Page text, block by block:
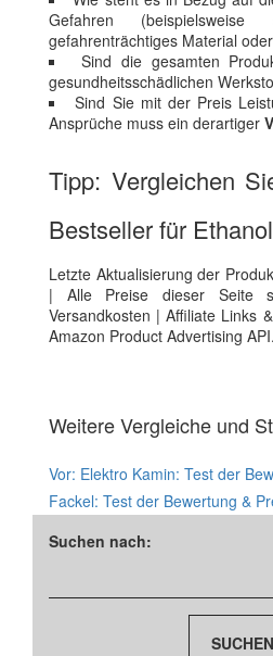
Gefahren
gefahrenträchtiges Material
Sind die gesamten
gesundheitsschädlichen
Sind Sie mit der Preis
Ansprüche muss ein derartiger
Tipp: Vergleichen
Bestseller für
Letzte Aktualisierung der
| Alle Preise dieser Seite
Versandkosten | Affiliate Links
Amazon Product Advertising
Weitere Vergleiche und
Vor: Elektro Kamin: Test der
Fackel: Test der Bewertung &
Suchen nach: